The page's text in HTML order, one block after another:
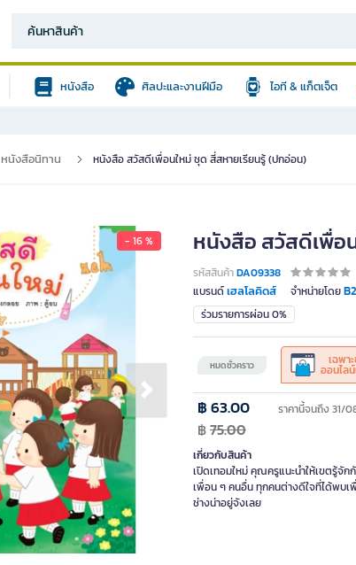
หนังสือ ศิลปะและงานฝีมือ ไอที & แก็ตเจ็ต
หนังสือนิทาน หนังสือ สวัสดีเพื่อนใหม่ ชุด สี่สหายเรียนรู้ (ปกอ่อน)
- 16 %
Next slide
หนังสือ สวัสดีเพื่อ
รหัสสินค้าDA09338
แบรนด์เฮลโลคิดส์ จำหน่ายโดย
ร่วมรายการผ่อน 0%
หมดชั่วคราว เฉพา
ออนไล
฿ 63.00 ราคานี้จนถึง 31/
฿75.00
เกี่ยวกับสินค้า
เปิดเทอมใหม่ คุณครูแนะนำให้เขตรู้จัก
เพื่อน ๆ คนอื่น ทุกคนต่างดีใจที่ได้พบเพื่
ช่างน่าอยู่จังเลย